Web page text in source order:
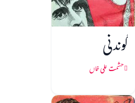
گوندنی
حشمت علی خاں